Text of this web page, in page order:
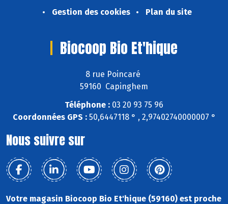
Gestion des cookies
Plan du site
Biocoop Bio Et'hique
8 rue Poincaré
59160 Capinghem
Téléphone : 03 20 93 75 96
Coordonnées GPS :50,6447118 ° , 2,97402740000007 °
Nous suivre sur
Votre magasin Biocoop Bio Et'hique (59160) est proche